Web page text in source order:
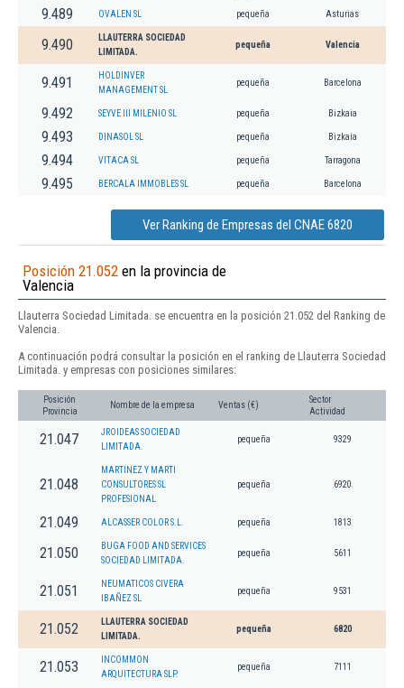
9.489 OVALEN SL pequeña Asturias
9.490
LLAUTERRA SOCIEDAD
LIMITADA.
pequeña Valencia
9.491
HOLDINVER
MANAGEMENT SL
pequeña Barcelona
9.492 SEYVE III MILENIO SL pequeña Bizkaia
9.493 DINASOL SL pequeña Bizkaia
9.494 VITACA SL pequeña Tarragona
9.495 BERCALA IMMOBLES SL pequeña Barcelona
Ver Ranking de Empresas del CNAE 6820
Posición 21.052 en la provincia de
Valencia
Llauterra Sociedad Limitada. se encuentra en la posición 21.052 del Ranking de
Valencia.
A continuación podrá consultar la posición en el ranking de Llauterra Sociedad
Limitada. y empresas con posiciones similares:
Posición
Provincia
Nombre de la empresa Ventas (€)
Sector
Actividad
21.047
JROIDEAS SOCIEDAD
LIMITADA.
pequeña 9329
21.048
MARTINEZ Y MARTI
CONSULTORES SL
PROFESIONAL
pequeña 6920
21.049 ALCASSER COLOR S.L. pequeña 1813
21.050
BUGA FOOD AND SERVICES
SOCIEDAD LIMITADA.
pequeña 5611
21.051
NEUMATICOS CIVERA
IBAÑEZ SL
pequeña 9531
21.052
LLAUTERRA SOCIEDAD
LIMITADA.
pequeña 6820
21.053
INCOMMON
ARQUITECTURA SLP.
pequeña 7111